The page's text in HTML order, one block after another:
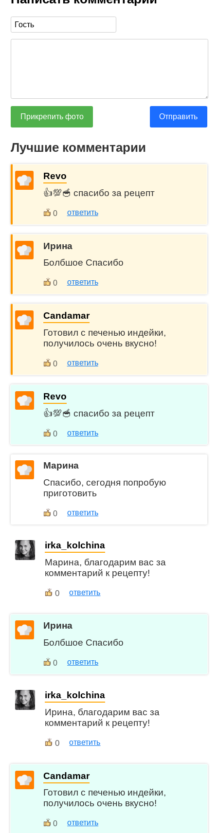
Прикрепить фото Отправить
Лучшие комментарии
Revo
👍💯🥣 спасибо за рецепт
0 ответить
Ирина
Болбшое Спасибо
0 ответить
Candamar
Готовил с печенью индейки,
получилось очень вкусно!
0 ответить
Revo
👍💯🥣 спасибо за рецепт
0 ответить
Марина
Спасибо, сегодня попробую
приготовить
0 ответить
irka_kolchina
Марина, благодарим вас за
комментарий к рецепту!
0 ответить
Ирина
Болбшое Спасибо
0 ответить
irka_kolchina
Ирина, благодарим вас за
комментарий к рецепту!
0 ответить
Candamar
Готовил с печенью индейки,
получилось очень вкусно!
0 ответить